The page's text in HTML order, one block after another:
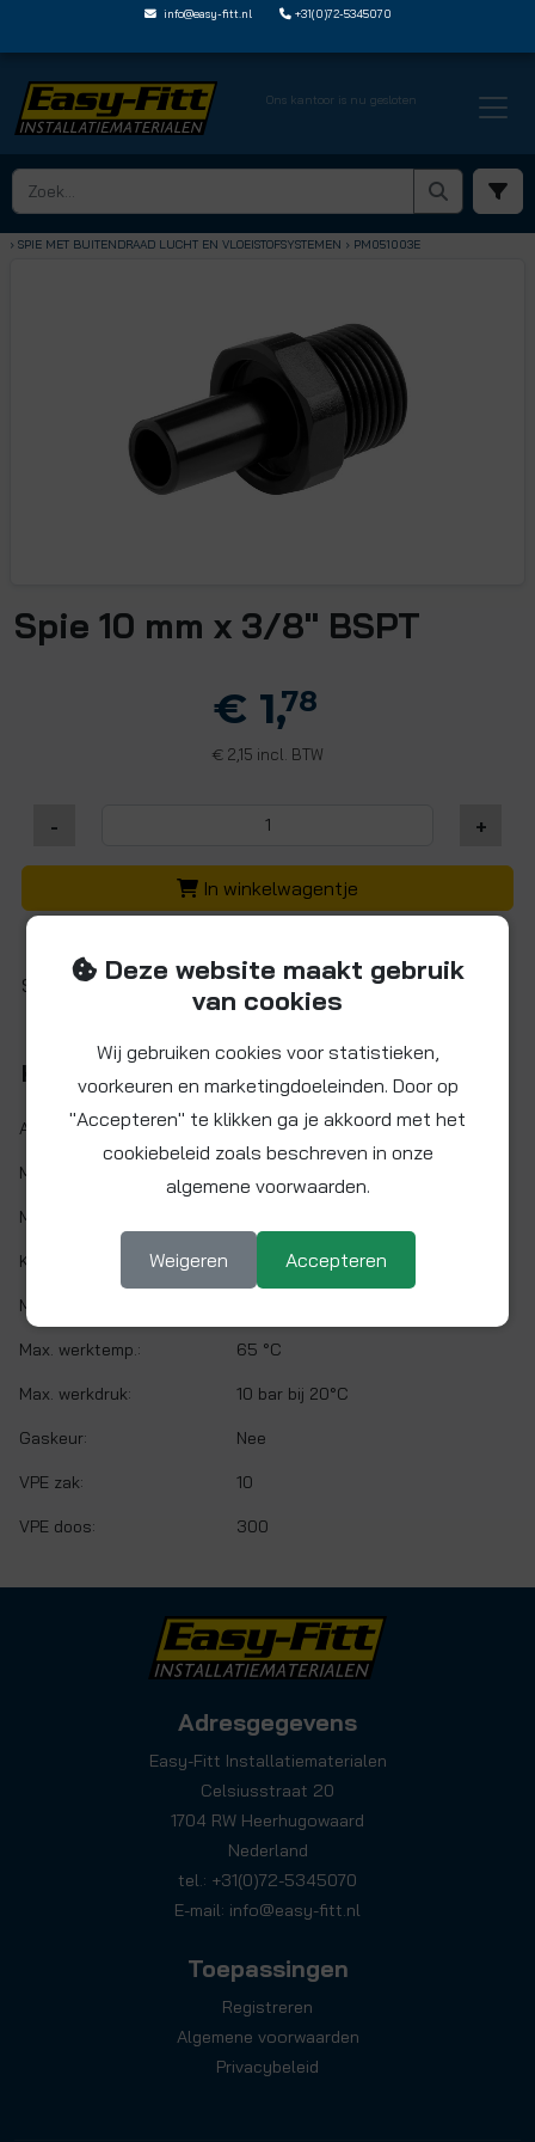
info@easy-fitt.nl +31(0)72-5345070
Ons kantoor is nu gesloten
HOME › SPEEDFIT LUCHT EN VLOEISTOFFEN
› SPIE MET BUITENDRAAD LUCHT EN VLOEISTOFSYSTEMEN › PM051003E
Spie 10 mm x 3/8" BSPT
€ 1,78
€ 2,15 incl. BTW
- +
In winkelwagentje
Spie zwart, 101 3/8" BSPTschroefdraad (CS)
Kenmerken
Artikelnr.: PM051003E
Maat:
Materiaal:
Kleur:
Min. werktemp.:
Max. werktemp.: 65 °C
Max. werkdruk: 10 bar bij 20°C
Gaskeur: Nee
VPE zak: 10
VPE doos: 300
Adresgegevens
Easy-Fitt Installatiematerialen
Celsiusstraat 20
1704 RW Heerhugowaard
Nederland
tel.: +31(0)72-5345070
E-mail: info@easy-fitt.nl
Toepassingen
Registreren
Algemene voorwaarden
Privacybeleid
Deze website maakt gebruik
van cookies
Wij gebruiken cookies voor statistieken,
voorkeuren en marketingdoeleinden. Door op
"Accepteren" te klikken ga je akkoord met het
cookiebeleid zoals beschreven in onze
algemene voorwaarden.
Weigeren Accepteren